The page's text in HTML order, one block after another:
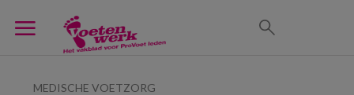
MEDISCHE VOETZORG